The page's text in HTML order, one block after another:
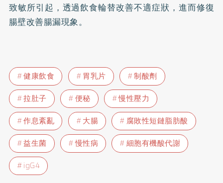
致敏所引起，透過飲食輪替改善不適症狀，進而修復
腸壁改善腸漏現象。
健康飲食 胃乳片
制酸劑
拉肚子
便秘
慢性壓力
作息紊亂
大腸
腐敗性短鏈脂肪酸
益生菌
慢性病
細胞有機酸代謝
igG4